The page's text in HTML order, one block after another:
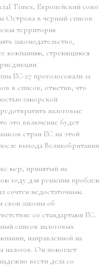
Times, Европейский союз
Острова в черный список
территория
законодательство,
компаниям, стремящимся
ЕС-27 проголосовали за
в список, отметив, что
заморской
налоговые
это включение будет
стран ЕС на этой
выхода Великобритании
мер, принятый на
году для решения проблем
сочтен недостаточным.
свои законы об
со стандартами ЕС.
список налоговых
направленной на
налогов. Он помогает
вести дела со